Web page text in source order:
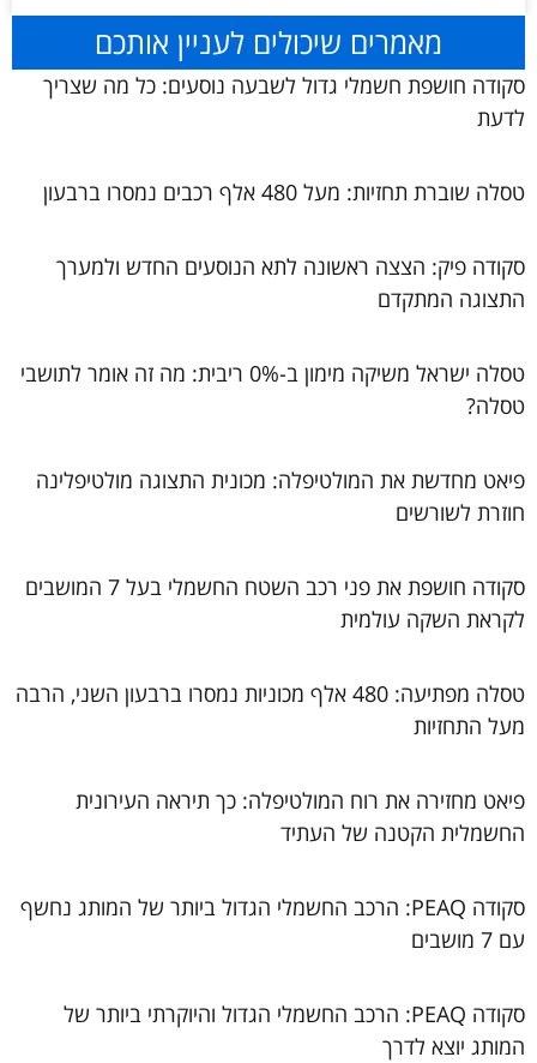
מאמרים שיכולים לעניין אותכם
סקודה חושפת חשמלי גדול לשבעה נוסעים: כל מה שצריך
לדעת
טסלה שוברת תחזיות: מעל 480 אלף רכבים נמסרו ברבעון
סקודה פיק: הצצה ראשונה לתא הנוסעים החדש ולמערך
התצוגה המתקדם
טסלה ישראל משיקה מימון ב-0% ריבית: מה זה אומר לתושבי
טסלה?
פיאט מחדשת את המולטיפלה: מכונית התצוגה מולטיפלינה
חוזרת לשורשים
סקודה חושפת את פני רכב השטח החשמלי בעל 7 המושבים
לקראת השקה עולמית
טסלה מפתיעה: 480 אלף מכוניות נמסרו ברבעון השני, הרבה
מעל התחזיות
פיאט מחזירה את רוח המולטיפלה: כך תיראה העירונית
החשמלית הקטנה של העתיד
סקודה PEAQ: הרכב החשמלי הגדול ביותר של המותג נחשף
עם 7 מושבים
סקודה PEAQ: הרכב החשמלי הגדול והיוקרתי ביותר של
המותג יוצא לדרך